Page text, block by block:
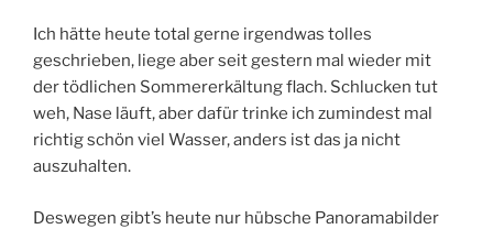
Ich hätte heute total gerne irgendwas tolles
geschrieben, liege aber seit gestern mal wieder mit
der tödlichen Sommererkältung flach. Schlucken tut
weh, Nase läuft, aber dafür trinke ich zumindest mal
richtig schön viel Wasser, anders ist das ja nicht
auszuhalten.
Deswegen gibt’s heute nur hübsche Panoramabilder